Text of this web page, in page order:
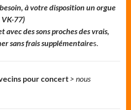
à votre disposition un orgue
77)
des sons proches des vrais,
sans frais supplémentaires.
pour concert > nous